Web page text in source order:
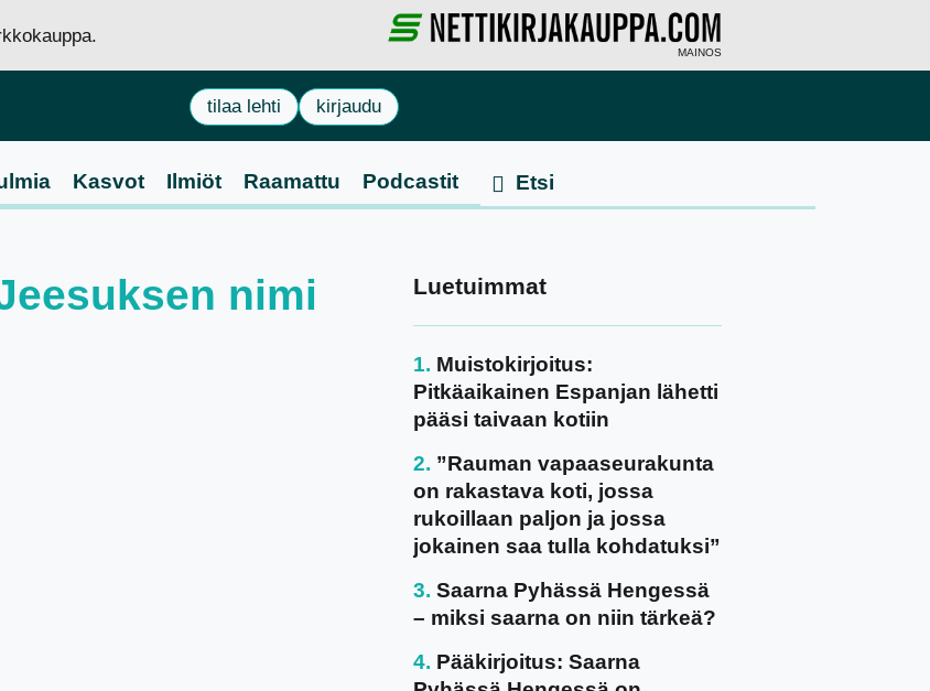
MAINOS
tilaa lehti kirjaudu
Kasvot Ilmiöt Raamattu Podcastit
nimi Luetuimmat
Muistokirjoitus:
Pitkäaikainen Espanjan lähetti
pääsi taivaan kotiin
”Rauman vapaaseurakunta
on rakastava koti, jossa
rukoillaan paljon ja jossa
jokainen saa tulla kohdatuksi”
Saarna Pyhässä Hengessä
– miksi saarna on niin tärkeä?
Pääkirjoitus: Saarna